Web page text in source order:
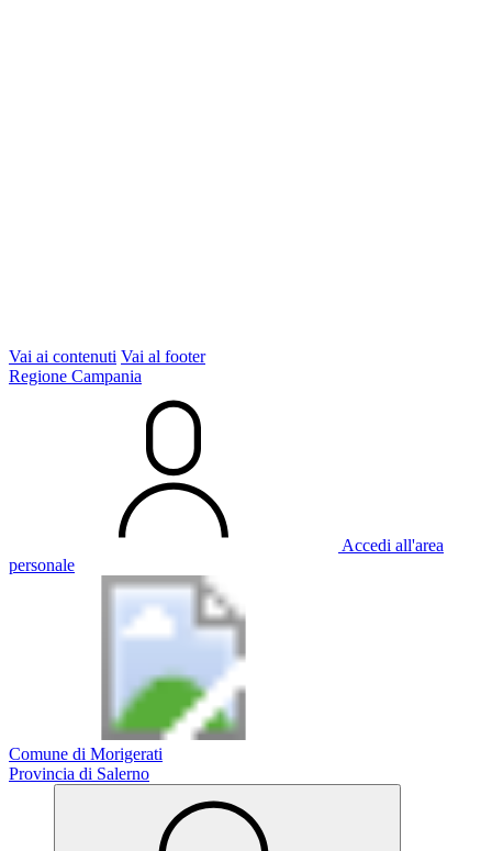
Vai ai contenuti Vai al footer
Regione Campania
Accedi all'area
personale
Comune di Morigerati
Provincia di Salerno